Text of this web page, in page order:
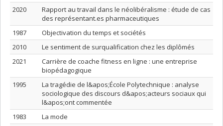
2020
Rapport au travail dans le néolibéralisme : étude de cas
des représentant.es pharmaceutiques
1987
Objectivation du temps et sociétés
2010
Le sentiment de surqualification chez les diplômés
2021
Carrière de coache fitness en ligne : une entreprise
biopédagogique
1995
La tragédie de l&apos;École Polytechnique : analyse
sociologique des discours d&apos;acteurs sociaux qui
l&apos;ont commentée
1983
La mode